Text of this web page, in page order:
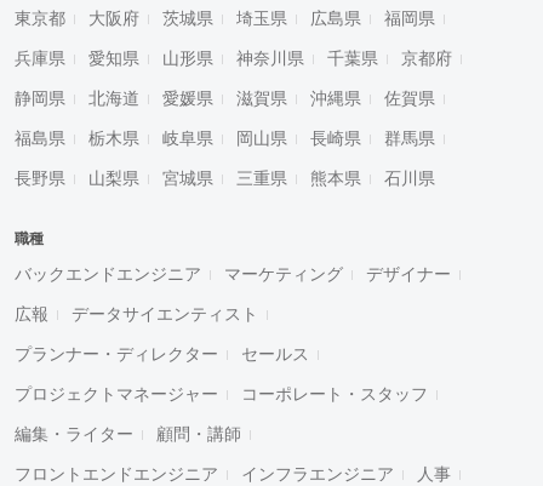
東京都 大阪府 茨城県 埼玉県 広島県 福岡県
兵庫県 愛知県 山形県 神奈川県 千葉県 京都府
静岡県 北海道 愛媛県 滋賀県 沖縄県 佐賀県
福島県 栃木県 岐阜県 岡山県 長崎県 群馬県
長野県 山梨県 宮城県 三重県 熊本県 石川県
職種
バックエンドエンジニア マーケティング デザイナー
広報 データサイエンティスト
プランナー・ディレクター セールス
プロジェクトマネージャー コーポレート・スタッフ
編集・ライター 顧問・講師
フロントエンドエンジニア インフラエンジニア 人事